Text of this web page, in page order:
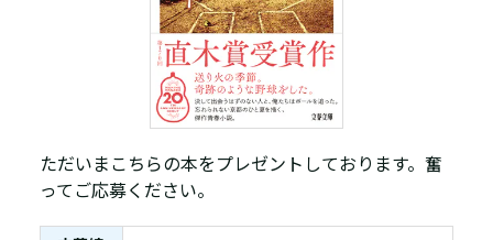
ただいまこちらの本をプレゼントしております。奮
ってご応募ください。